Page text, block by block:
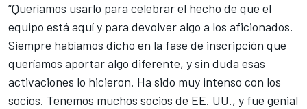
“Queríamos usarlo para celebrar el hecho de que el
equipo está aquí y para devolver algo a los aficionados.
Siempre habíamos dicho en la fase de inscripción que
queríamos aportar algo diferente, y sin duda esas
activaciones lo hicieron. Ha sido muy intenso con los
socios. Tenemos muchos socios de EE. UU., y fue genial